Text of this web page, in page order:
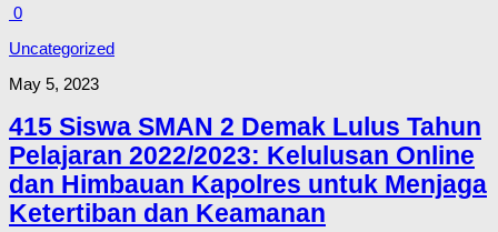
0
Uncategorized
May 5, 2023
415 Siswa SMAN 2 Demak Lulus Tahun
Pelajaran 2022/2023: Kelulusan Online
dan Himbauan Kapolres untuk Menjaga
Ketertiban dan Keamanan